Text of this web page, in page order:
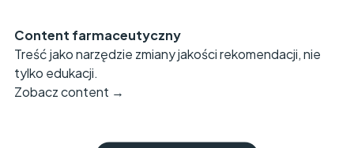
Content farmaceutyczny
Treść jako narzędzie zmiany jakości rekomendacji, nie
tylko edukacji.
Zobacz content →